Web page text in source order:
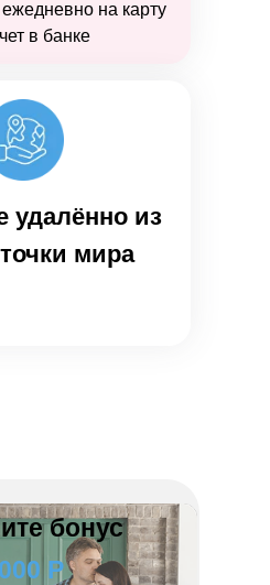
на карту
в банке
удалённо из
мира
бонус
Р